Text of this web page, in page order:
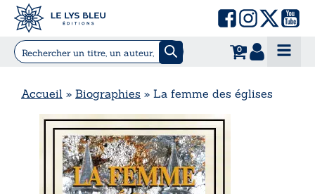
0
Accueil » Biographies » La femme des églises